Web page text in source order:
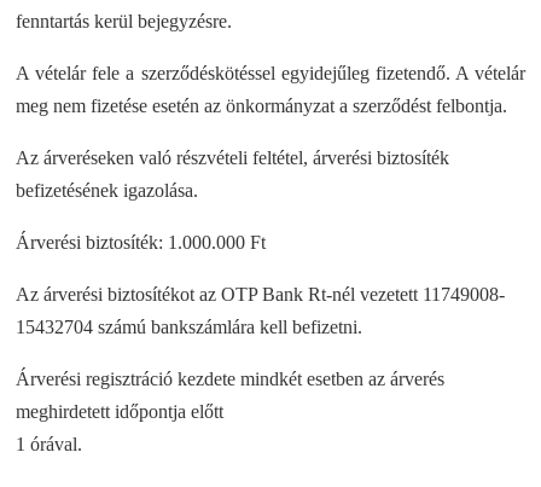
fenntartás kerül bejegyzésre.
A vételár fele a szerződéskötéssel egyidejűleg fizetendő. A vételár
meg nem fizetése esetén az önkormányzat a szerződést felbontja.
Az árveréseken való részvételi feltétel, árverési biztosíték
befizetésének igazolása.
Árverési biztosíték: 1.000.000 Ft
Az árverési biztosítékot az OTP Bank Rt-nél vezetett 11749008-
15432704 számú bankszámlára kell befizetni.
Árverési regisztráció kezdete mindkét esetben az árverés
meghirdetett időpontja előtt
1 órával.